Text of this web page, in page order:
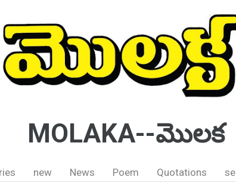
MOLAKA--మొలక
new News Poem Quotations se